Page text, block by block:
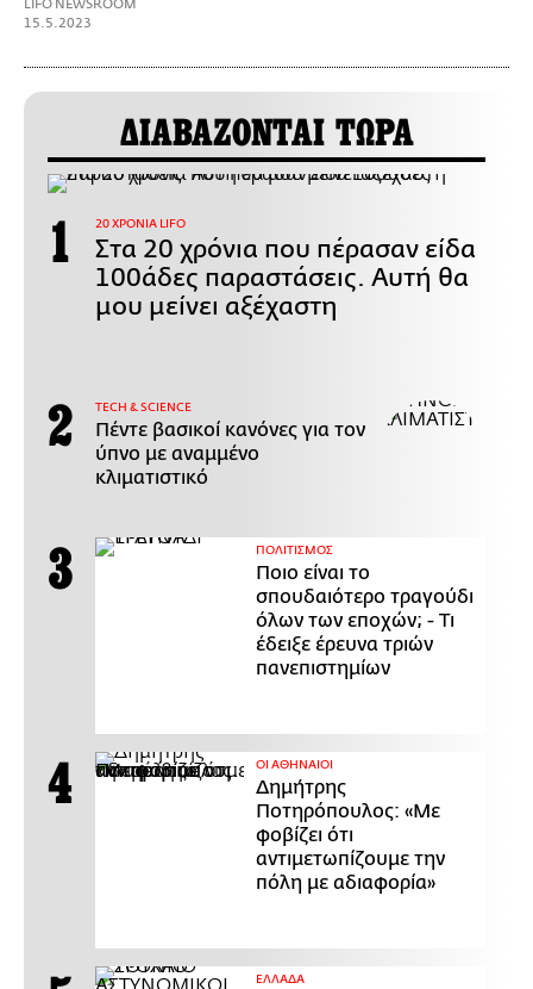
LIFO NEWSROOM
15.5.2023
ΔΙΑΒΑΖΟΝΤΑΙ ΤΩΡΑ
20 ΧΡΟΝΙΑ LIFO
Στα 20 χρόνια που πέρασαν είδα
100άδες παραστάσεις. Αυτή θα
μου μείνει αξέχαστη
ΤECH & SCIENCE
Πέντε βασικοί κανόνες για τον
ύπνο με αναμμένο
κλιματιστικό
ΠΟΛΙΤΙΣΜΟΣ
Ποιο είναι το
σπουδαιότερο τραγούδι
όλων των εποχών; - Τι
έδειξε έρευνα τριών
πανεπιστημίων
ΟΙ ΑΘΗΝΑΙΟΙ
Δημήτρης
Ποτηρόπουλος: «Με
φοβίζει ότι
αντιμετωπίζουμε την
πόλη με αδιαφορία»
ΕΛΛΑΔΑ